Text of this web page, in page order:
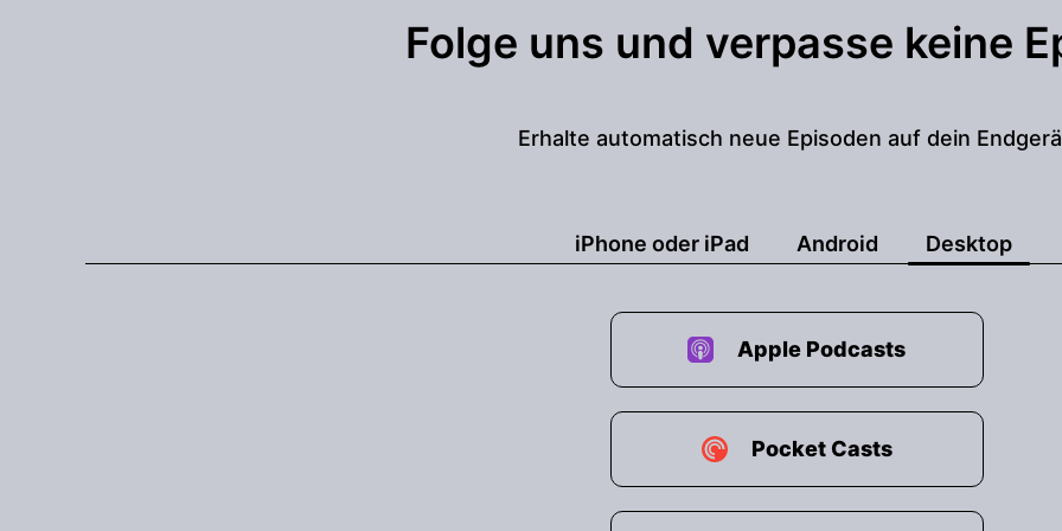
Folge uns und verpasse keine
Erhalte automatisch neue Episoden auf dein
iPhone oder iPad Android Desktop
Apple Podcasts
Pocket Casts